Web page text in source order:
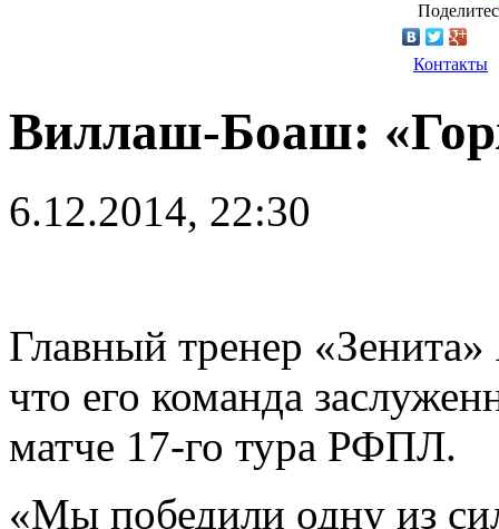
Контакты
Виллаш-Боаш:
6.12.2014, 22:30
Главный тренер
что его команда
матче 17-го тура РФПЛ.
«Мы победили одну из